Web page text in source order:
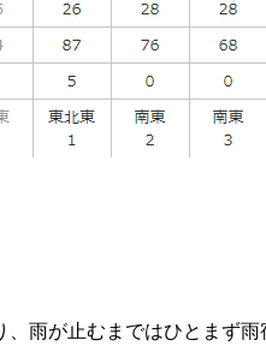
雨が止むまではひとまず雨